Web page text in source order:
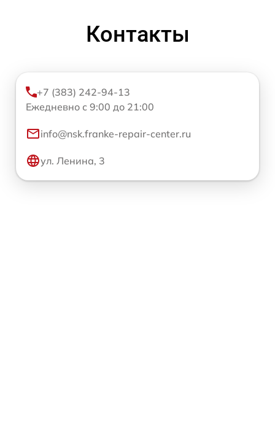
Контакты
+7 (383) 242-94-13
Ежедневно с 9:00 до 21:00
info@nsk.franke-repair-center.ru
ул. Ленина, 3